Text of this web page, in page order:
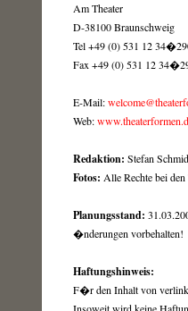
Am Theater
D-38100 Braunschweig
Tel +49 (0) 531 12
Fax +49 (0) 531 12
E-Mail:
Web:
Redaktion: Stefan
Fotos: Alle Rechte bei
Planungsstand:
�nderungen vorbehalten!
Haftungshinweis:
F�r den Inhalt von